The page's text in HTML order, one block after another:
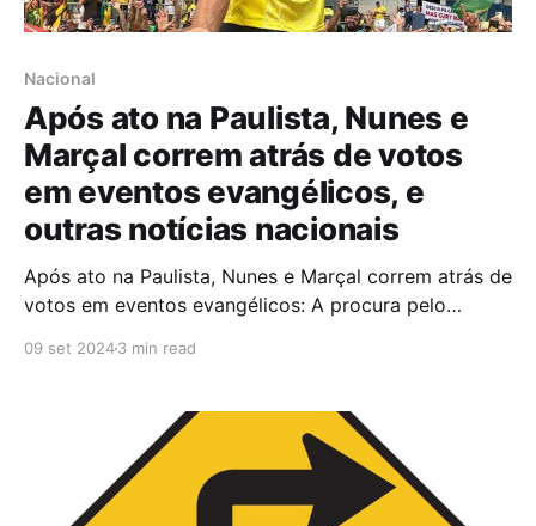
Nacional
Após ato na Paulista, Nunes e
Marçal correm atrás de votos
em eventos evangélicos, e
outras notícias nacionais
Após ato na Paulista, Nunes e Marçal correm atrás de
votos em eventos evangélicos: A procura pelo
ex-presidente na Avenida Paulista. Poucas horas
09 set 20243 min read